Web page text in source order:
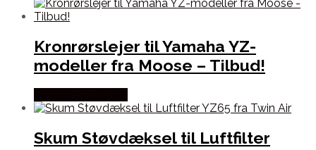
Kronrørslejer til Yamaha YZ-
modeller fra Moose – Tilbud!
Skum Støvdæksel til Luftfilter